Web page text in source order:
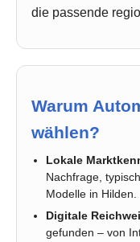
die passende
Warum
wählen?
Lokale
Nachfrage,
Modelle in Hilden.
Digitale
gefunden – von